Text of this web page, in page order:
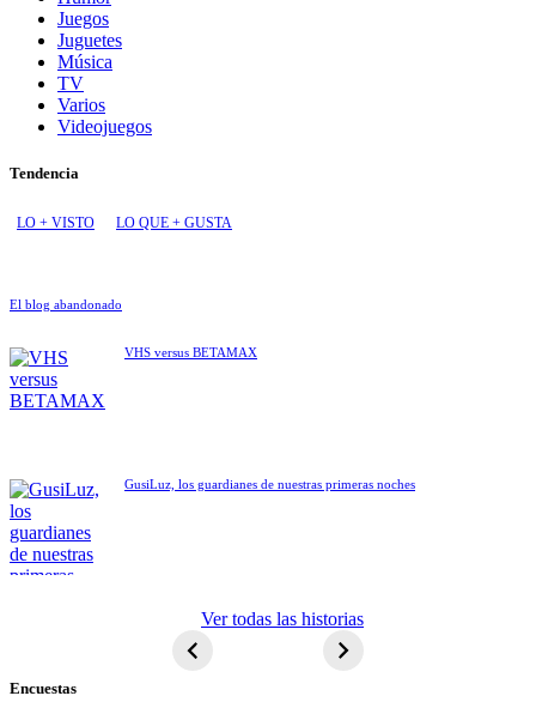
Juegos
Juguetes
Música
TV
Varios
Videojuegos
Tendencia
LO + VISTO LO QUE + GUSTA
El blog abandonado
VHS versus BETAMAX
GusiLuz, los guardianes de nuestras primeras noches
extraterrestre
Ver todas las historias
Encuestas